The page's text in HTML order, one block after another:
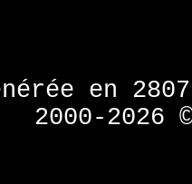
en
2000-2026